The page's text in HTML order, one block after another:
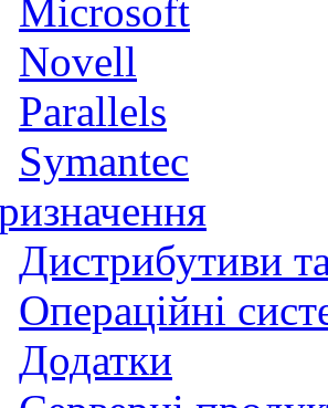
Microsoft
Novell
Parallels
Symantec
Дистрибутиви
Операційні
Додатки